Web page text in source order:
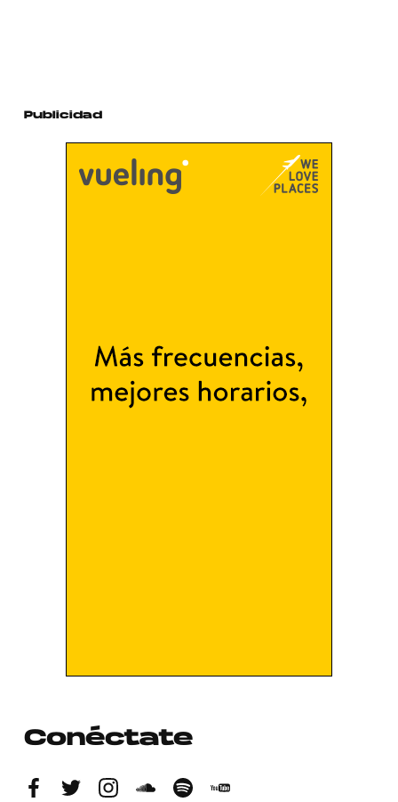
Publicidad
Conéctate